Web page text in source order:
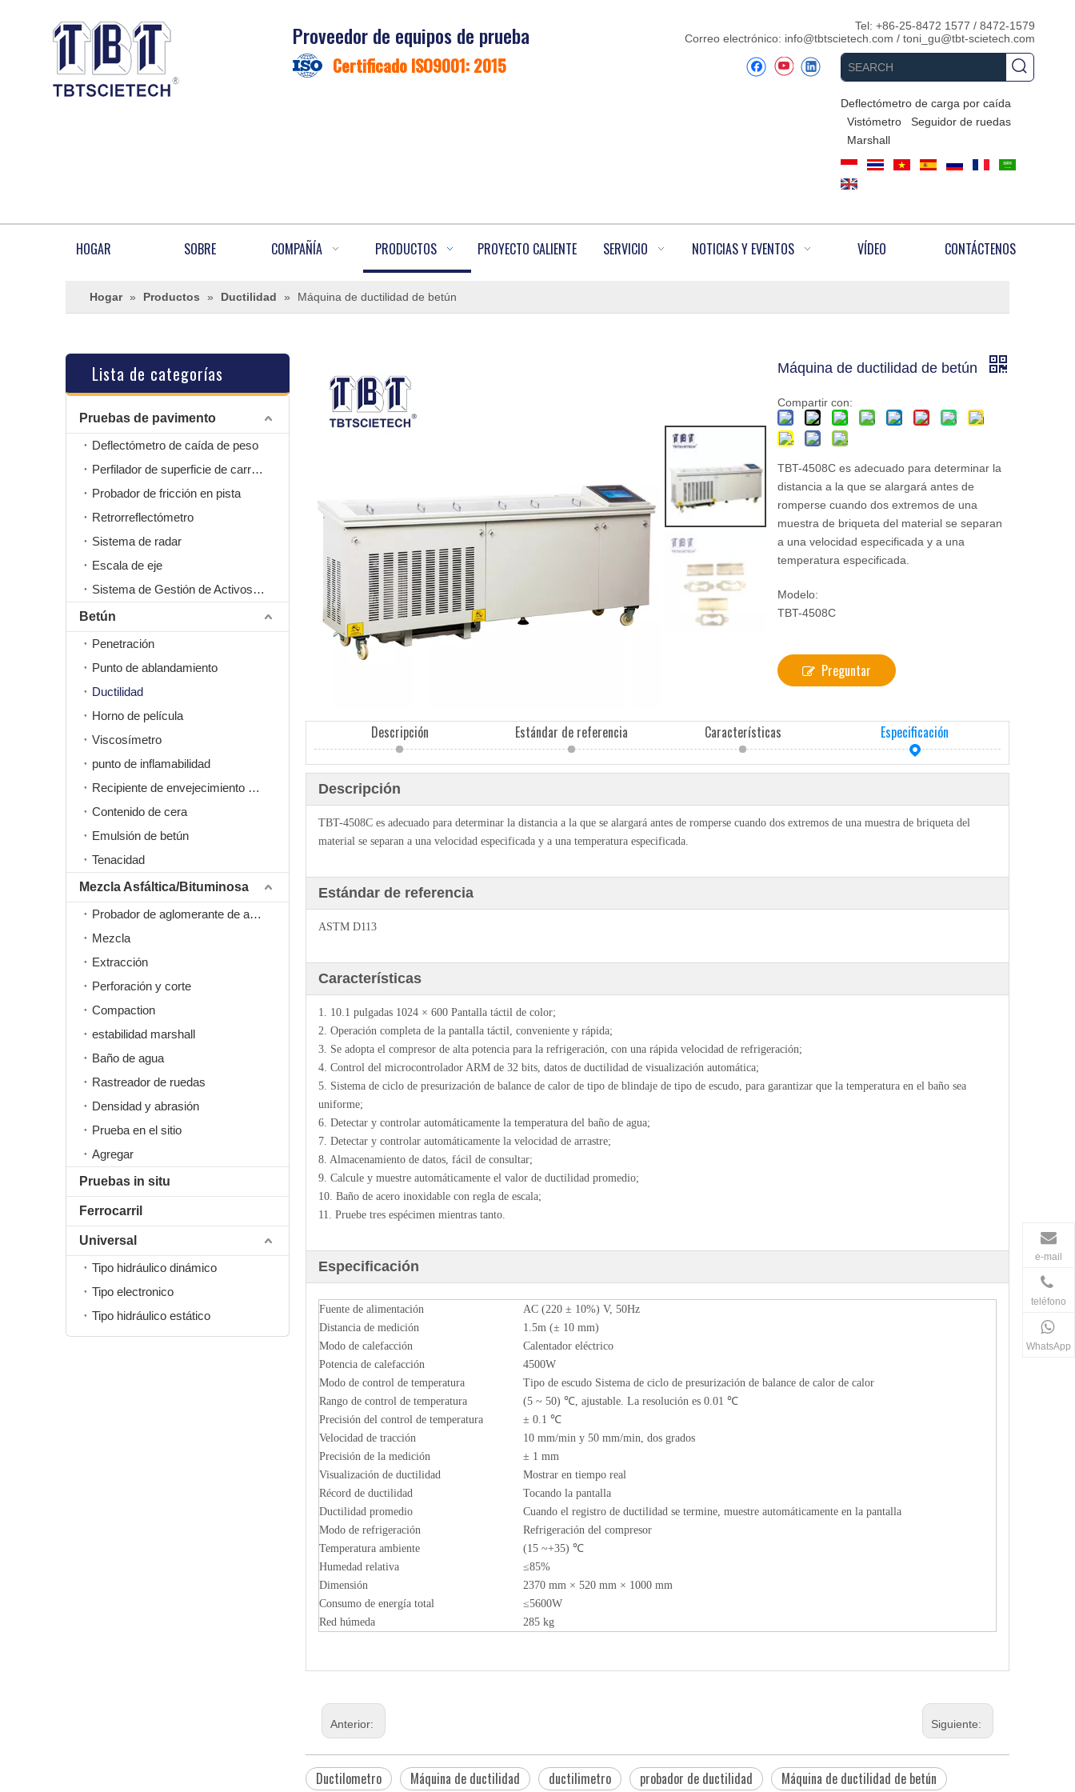
Proveedor de equipos de prueba
Certificado ISO9001: 2015
Tel: +86-25-8472 1577 / 8472-1579
Correo electrónico: info@tbtscietech.com / toni_gu@tbt-scietech.com
Deflectómetro de carga por caída
Vistómetro
Seguidor de ruedas
Marshall
HOGAR SOBRE COMPAÑÍA PRODUCTOS PROYECTO CALIENTE SERVICIO NOTICIAS Y EVENTOS VÍDEO CONTÁCTENOS
Hogar » Productos » Ductilidad » Máquina de ductilidad de betún
Lista de categorías
Pruebas de pavimento
Deflectómetro de caída de peso
Perfilador de superficie de carretera
Probador de fricción en pista
Retrorreflectómetro
Sistema de radar
Escala de eje
Sistema de Gestión de Activos Viales
Betún
Penetración
Punto de ablandamiento
Ductilidad
Horno de película
Viscosímetro
punto de inflamabilidad
Recipiente de envejecimiento a presión PAV
Contenido de cera
Emulsión de betún
Tenacidad
Mezcla Asfáltica/Bituminosa
Probador de aglomerante de asfalto
Mezcla
Extracción
Perforación y corte
Compaction
estabilidad marshall
Baño de agua
Rastreador de ruedas
Densidad y abrasión
Prueba en el sitio
Agregar
Pruebas in situ
Ferrocarril
Universal
Tipo hidráulico dinámico
Tipo electronico
Tipo hidráulico estático
Máquina de ductilidad de betún
Compartir con:
TBT-4508C es adecuado para determinar la
distancia a la que se alargará antes de
romperse cuando dos extremos de una
muestra de briqueta del material se separan
a una velocidad especificada y a una
temperatura especificada.
Modelo:
TBT-4508C
Preguntar
Descripción Estándar de referencia Características Especificación
Descripción
TBT-4508C es adecuado para determinar la distancia a la que se alargará antes de romperse cuando dos extremos de una muestra de briqueta del
material se separan a una velocidad especificada y a una temperatura especificada.
Estándar de referencia
ASTM D113
Características
1. 10.1 pulgadas 1024 × 600 Pantalla táctil de color;
2. Operación completa de la pantalla táctil, conveniente y rápida;
3. Se adopta el compresor de alta potencia para la refrigeración, con una rápida velocidad de refrigeración;
4. Control del microcontrolador ARM de 32 bits, datos de ductilidad de visualización automática;
5. Sistema de ciclo de presurización de balance de calor de tipo de blindaje de tipo de escudo, para garantizar que la temperatura en el baño sea
uniforme;
6. Detectar y controlar automáticamente la temperatura del baño de agua;
7. Detectar y controlar automáticamente la velocidad de arrastre;
8. Almacenamiento de datos, fácil de consultar;
9. Calcule y muestre automáticamente el valor de ductilidad promedio;
10. Baño de acero inoxidable con regla de escala;
11. Pruebe tres espécimen mientras tanto.
Especificación
Fuente de alimentación
AC (220 ± 10%) V, 50Hz
Distancia de medición
1.5m (± 10 mm)
Modo de calefacción
Calentador eléctrico
Potencia de calefacción
4500W
Modo de control de temperatura
Tipo de escudo Sistema de ciclo de presurización de balance de calor de calor
Rango de control de temperatura
(5 ~ 50) ℃, ajustable. La resolución es 0.01 ℃
Precisión del control de temperatura
± 0.1 ℃
Velocidad de tracción
10 mm/min y 50 mm/min, dos grados
Precisión de la medición
± 1 mm
Visualización de ductilidad
Mostrar en tiempo real
Récord de ductilidad
Tocando la pantalla
Ductilidad promedio
Cuando el registro de ductilidad se termine, muestre automáticamente en la pantalla
Modo de refrigeración
Refrigeración del compresor
Temperatura ambiente
(15 ~+35) ℃
Humedad relativa
≤85%
Dimensión
2370 mm × 520 mm × 1000 mm
Consumo de energía total
≤5600W
Red húmeda
285 kg
Anterior: Siguiente:
Ductilometro Máquina de ductilidad ductilimetro probador de ductilidad
Máquina de ductilidad de betún
e-mail
teléfono
WhatsApp